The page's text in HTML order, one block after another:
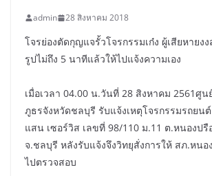
admin 28 สิงหาคม 2018
โจรย่องตัดกุญแจรั้วโจรกรรมเก๋ง ผู้เสียหายง
รูปไม่ถึง 5 นาทีแล้วให้ไปแจ้งความเอง
เมื่อเวลา 04.00 น.วันที่ 28 สิงหาคม 2561ศูน
ภูธรจังหวัดชลบุรี รับแจ้งเหตุโจรกรรมรถยนต์
แสน เซอร์วิส เลขที่ 98/110 ม.11 ต.หนองปรื
จ.ชลบุรี หลังรับแจ้งจึงวิทยุสั่งการให้ สภ.หนอ
ไปตรวจสอบ